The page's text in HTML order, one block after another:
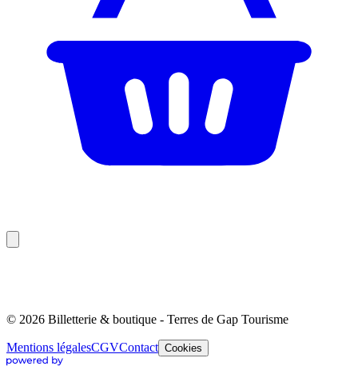
© 2026 Billetterie & boutique - Terres de Gap Tourisme
Mentions légalesCGVContact Cookies